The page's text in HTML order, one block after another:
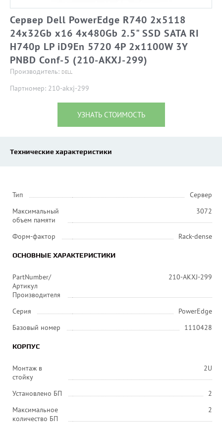
Сервер Dell PowerEdge R740 2x5118
24x32Gb x16 4x480Gb 2.5" SSD SATA RI
H740p LP iD9En 5720 4P 2x1100W 3Y
PNBD Conf-5 (210-AKXJ-299)
Производитель: DELL
Партномер: 210-akxj-299
УЗНАТЬ СТОИМОСТЬ
Технические характеристики
Тип
Сервер
Максимальный
объем памяти
3072
Форм-фактор Rack-dense
ОСНОВНЫЕ ХАРАКТЕРИСТИКИ
PartNumber/
Артикул
Производителя
210-AKXJ-299
Серия
PowerEdge
Базовый номер
1110428
КОРПУС
Монтаж в
стойку
2U
Установлено БП
2
Максимальное
количество БП
2